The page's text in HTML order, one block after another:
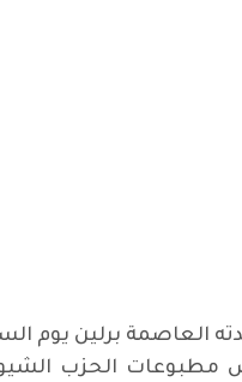
العاصمة برلين يوم
الحزب الشيوعي